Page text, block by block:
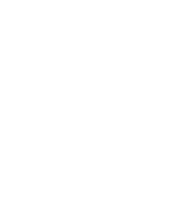
nadstrešek
V torek, 1.
Litmerk.
zoper